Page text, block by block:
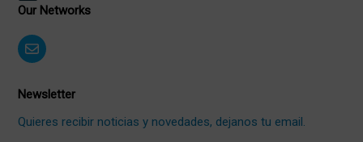
Our Networks
Newsletter
Quieres recibir noticias y novedades, dejanos tu email.